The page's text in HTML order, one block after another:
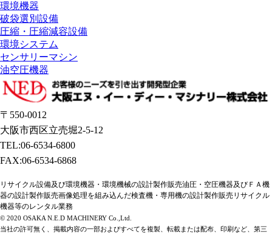
環境機器
破袋選別設備
圧縮・圧縮減容設備
環境システム
センサリーマシン
油空圧機器
〒550-0012
大阪市西区立売堀2-5-12
TEL:06-6534-6800
FAX:06-6534-6868
リサイクル設備及び環境機器・環境機械の設計製作販売油圧・空圧機器及びＦＡ機
器の設計製作販売画像処理を組み込んだ検査機・専用機の設計製作販売リサイクル
機器等のレンタル業務
© 2020 OSAKA N.E.D MACHINERY Co.,Ltd.
当社の許可無く、掲載内容の一部およびすべてを複製、転載または配布、印刷など、第三